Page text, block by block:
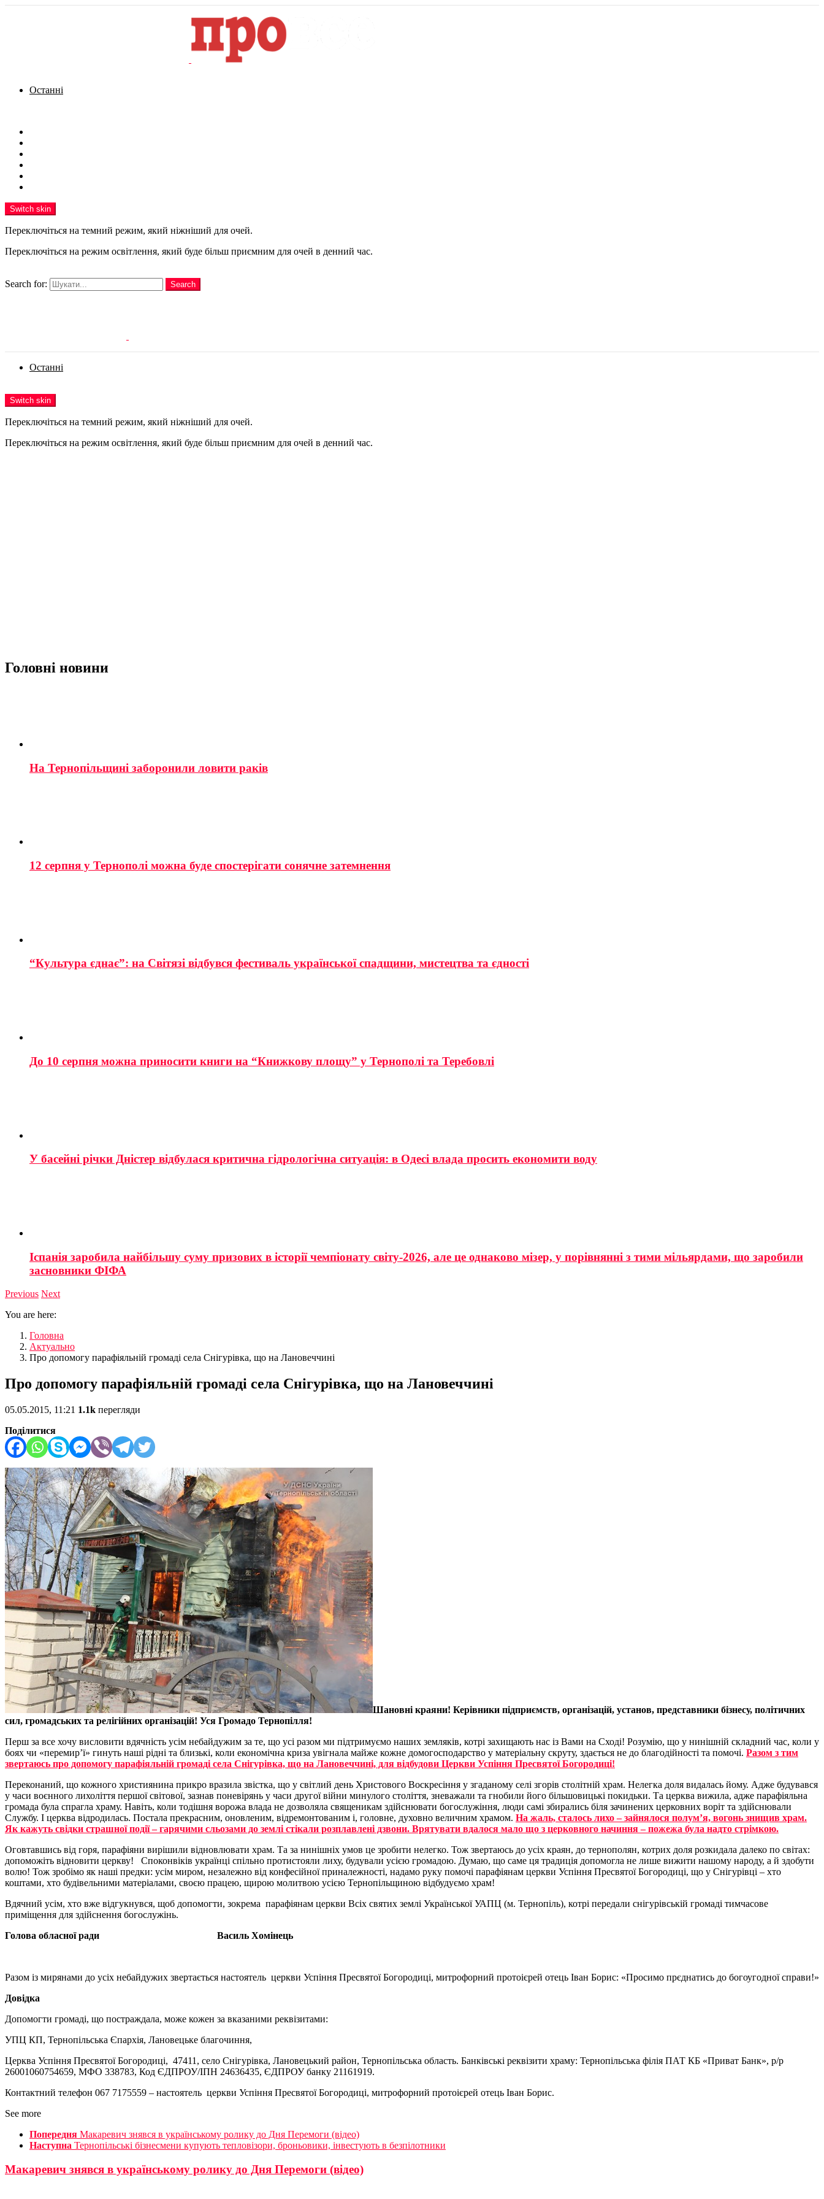
Останні
Switch skin
Переключіться на темний режим, який ніжніший для очей.
Переключіться на режим освітлення, який буде більш приємним для очей в денний час.
Search for:
Search
Останні
Switch skin
Переключіться на темний режим, який ніжніший для очей.
Переключіться на режим освітлення, який буде більш приємним для очей в денний час.
Головні новини
На Тернопільщині заборонили ловити раків
12 серпня у Тернополі можна буде спостерігати сонячне затемнення
“Культура єднає”: на Світязі відбувся фестиваль української спадщини, мистецтва та єдності
До 10 серпня можна приносити книги на “Книжкову площу” у Тернополі та Теребовлі
У басейні річки Дністер відбулася критична гідрологічна ситуація: в Одесі влада просить економити воду
Іспанія заробила найбільшу суму призових в історії чемпіонату світу-2026, але це однаково мізер, у порівнянні з тими мільярдами, що заробили
засновники ФІФА
Previous Next
You are here:
Головна
Актуально
Про допомогу парафіяльній громаді села Снігурівка, що на Лановеччині
Про допомогу парафіяльній громаді села Снігурівка, що на Лановеччині
05.05.2015, 11:21 1.1k перегляди
Поділитися
Шановні краяни! Керівники підприємств, організацій, установ, представники бізнесу, політичних
сил, громадських та релігійних організацій! Уся Громадо Тернопілля!
Перш за все хочу висловити вдячність усім небайдужим за те, що усі разом ми підтримуємо наших земляків, котрі захищають нас із Вами на Сході! Розумію, що у нинішній складний час, коли у
боях чи «перемир’ї» гинуть наші рідні та близькі, коли економічна криза увігнала майже кожне домогосподарство у матеріальну скруту, здається не до благодійності та помочі. Разом з тим
звертаюсь про допомогу парафіяльній громаді села Снігурівка, що на Лановеччині, для відбудови Церкви Успіння Пресвятої Богородиці!
Переконаний, що кожного християнина прикро вразила звістка, що у світлий день Христового Воскресіння у згаданому селі згорів столітній храм. Нелегка доля видалась йому. Адже будувався
у часи воєнного лихоліття першої світової, зазнав поневірянь у часи другої війни минулого століття, зневажали та гнобили його більшовицькі покидьки. Та церква вижила, адже парафіяльна
громада була спрагла храму. Навіть, коли тодішня ворожа влада не дозволяла священикам здійснювати богослужіння, люди самі збирались біля зачинених церковних воріт та здійснювали
Службу. І церква відродилась. Постала прекрасним, оновленим, відремонтованим і, головне, духовно величним храмом. На жаль, сталось лихо – зайнялося полум’я, вогонь знищив храм.
Як кажуть свідки страшної події – гарячими сльозами до землі стікали розплавлені дзвони. Врятувати вдалося мало що з церковного начиння – пожежа була надто стрімкою.
Оговтавшись від горя, парафіяни вирішили відновлювати храм. Та за нинішніх умов це зробити нелегко. Тож звертаюсь до усіх краян, до тернополян, котрих доля розкидала далеко по світах:
допоможіть відновити церкву! Споконвіків українці спільно протистояли лиху, будували усією громадою. Думаю, що саме ця традиція допомогла не лише вижити нашому народу, а й здобути
волю! Тож зробімо як наші предки: усім миром, незалежно від конфесійної приналежності, надамо руку помочі парафіянам церкви Успіння Пресвятої Богородиці, що у Снігурівці – хто
коштами, хто будівельними матеріалами, своєю працею, щирою молитвою усією Тернопільщиною відбудуємо храм!
Вдячний усім, хто вже відгукнувся, щоб допомогти, зокрема парафіянам церкви Всіх святих землі Української УАПЦ (м. Тернопіль), котрі передали снігурівській громаді тимчасове
приміщення для здійснення богослужінь.
Голова обласної ради Василь Хомінець
Разом із мирянами до усіх небайдужих звертається настоятель церкви Успіння Пресвятої Богородиці, митрофорний протоієрей отець Іван Борис: «Просимо прєднатись до богоугодної справи!»
Довідка
Допомогти громаді, що постраждала, може кожен за вказаними реквізитами:
УПЦ КП, Тернопільська Єпархія, Лановецьке благочиння,
Церква Успіння Пресвятої Богородиці, 47411, село Снігурівка, Лановецький район, Тернопільська область. Банківські реквізити храму: Тернопільська філія ПАТ КБ «Приват Банк», р/р
26001060754659, МФО 338783, Код ЄДПРОУ/ІПН 24636435, ЄДПРОУ банку 21161919.
Контактний телефон 067 7175559 – настоятель церкви Успіння Пресвятої Богородиці, митрофорний протоієрей отець Іван Борис.
See more
Попередня Макаревич знявся в українському ролику до Дня Перемоги (відео)
Наступна Тернопільські бізнесмени купують тепловізори, броньовики, інвестують в безпілотники
Макаревич знявся в українському ролику до Дня Перемоги (відео)